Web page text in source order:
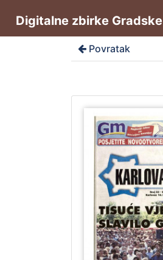
Digitalne zbirke
Povratak